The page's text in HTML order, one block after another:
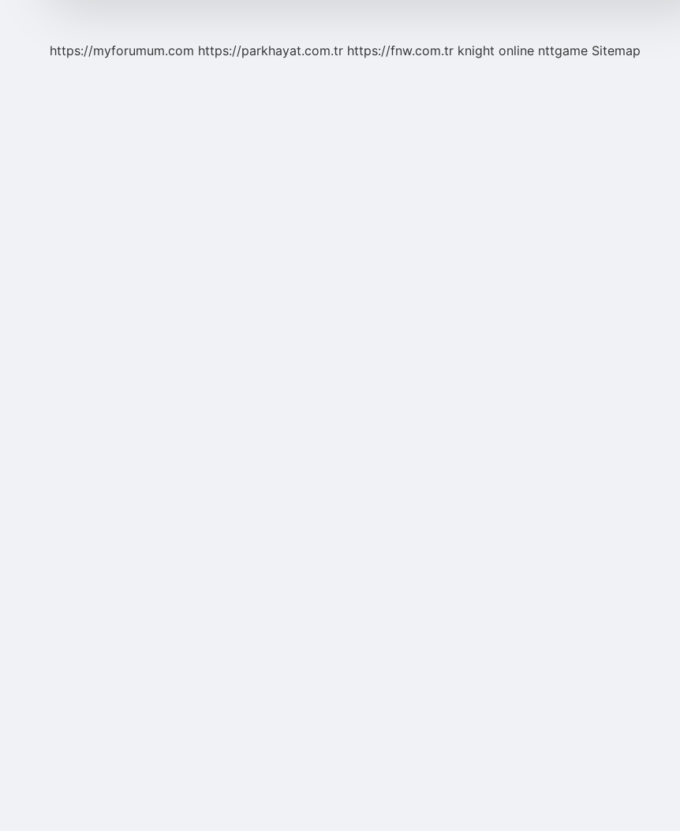
https://myforumum.com https://parkhayat.com.tr https://fnw.com.tr knight online nttgame Sitemap